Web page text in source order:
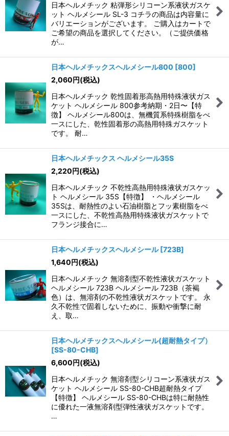
日本ヘルメチック 粘弾形シリコーン系液状ガスケ
ット ヘルメシール SL-3 コチラの商品は内容量に
バリエーションがございます。 ご購入はカートで
ご希望の商品を選択してください。（ご提供価格
が…
日本ヘルメチックスヘルメシール800 [800]
2,060円(税込)
日本ヘルメチック 乾性固着形高熱用特殊液状ガス
ケット ヘルメシール 800参考納期・2日〜【特
徴】 ヘルメシール800は、無機質系特殊樹脂をべ
一スにした、乾性固着形の高熱用特殊ガスケット
です。 耐…
日本ヘルメチックス ヘルメシール35S
2,220円(税込)
日本ヘルメチック 不乾性高熱用特殊液状ガスケッ
ト ヘルメシール 35S【特徴】 ・ヘルメシール
35Sは、耐熱性のよい石油樹脂とフッ素樹脂をべ
一スにした、不乾性高熱用特殊液状ガスケットで
フランジ接合に…
日本ヘルメチックスヘルメシール [723B]
1,640円(税込)
日本ヘルメチック 無溶剤型不乾性液状ガスケット
ヘルメシール 723B ヘルメシール 723B（茶褐
色）は、無溶剤の不乾性液状ガスケットです。 永
久不乾性で固着しないために、振動や衝撃に耐
え、取…
日本ヘルメチックスヘルメシール(超耐熱タイプ）
[SS-80-CHB]
6,600円(税込)
日本ヘルメチック 無溶剤型シリコーン系液状ガス
ケット ヘルメシール SS-80-CHB超耐熱タイプ
【特徴】 ヘルメシール SS-80-CHBは特に耐熱性
に優れた一液無溶剤型弾性液状ガスケットです。
…